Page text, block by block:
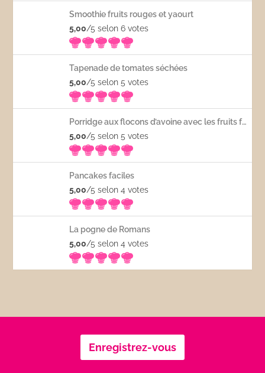
Smoothie fruits rouges et yaourt
5,00/5 selon 6votes
Tapenade de tomates séchées
5,00/5 selon 5votes
Porridge aux flocons d’avoine avec les fruits frais
5,00/5 selon 5votes
Pancakes faciles
5,00/5 selon 4votes
La pogne de Romans
5,00/5 selon 4votes
Enregistrez-vous